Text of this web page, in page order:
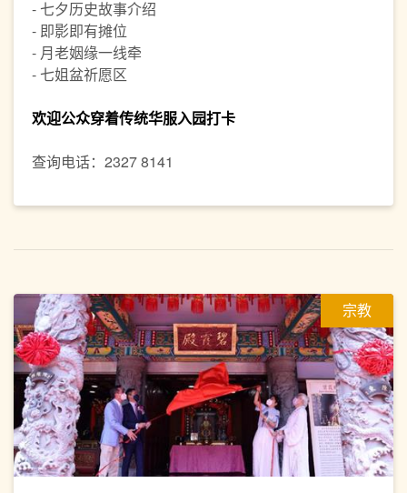
- 七夕历史故事介绍
- 即影即有摊位
- 月老姻缘一线牵
- 七姐盆祈愿区
欢迎公众穿着传统华服入园打卡
查询电话：2327 8141
宗教